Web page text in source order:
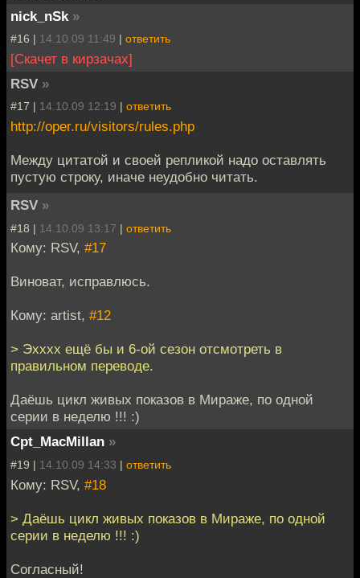
nick_nSk »
#16 | 14.10.09 11:49 | ответить
[Скачет в кирзачах]
RSV »
#17 | 14.10.09 12:19 | ответить
http://oper.ru/visitors/rules.php
Между цитатой и своей репликой надо оставлять
пустую строку, иначе неудобно читать.
RSV »
#18 | 14.10.09 13:17 | ответить
Кому: RSV, #17
Виноват, исправлюсь.
Кому: artist, #12
> Эхххх ещё бы и 6-ой сезон отсмотреть в
правильном переводе.
Даёшь цикл живых показов в Мираже, по одной
серии в неделю !!! :)
Cpt_MacMillan »
#19 | 14.10.09 14:33 | ответить
Кому: RSV, #18
> Даёшь цикл живых показов в Мираже, по одной
серии в неделю !!! :)
Согласный!